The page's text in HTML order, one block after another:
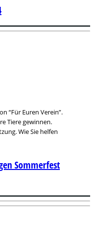
“Für Euren Verein”.
Tiere gewinnen.
Wie Sie helfen
Sommerfest